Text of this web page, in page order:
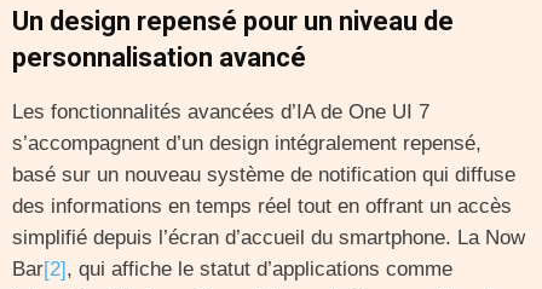
Un design repensé pour un niveau de
personnalisation avancé
Les fonctionnalités avancées d’IA de One UI 7
s’accompagnent d’un design intégralement repensé,
basé sur un nouveau système de notification qui diffuse
des informations en temps réel tout en offrant un accès
simplifié depuis l’écran d’accueil du smartphone. La Now
Bar[2], qui affiche le statut d’applications comme